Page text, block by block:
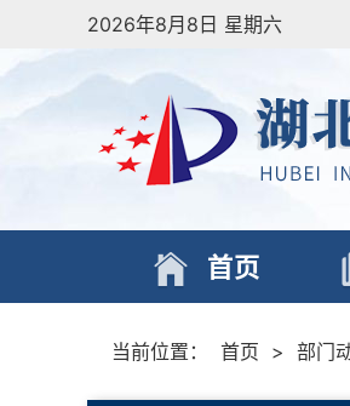
2026年8月8日 星期六
首页
当前位置： 首页 > 部门